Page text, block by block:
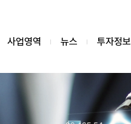
사업영역 뉴스 투자정보